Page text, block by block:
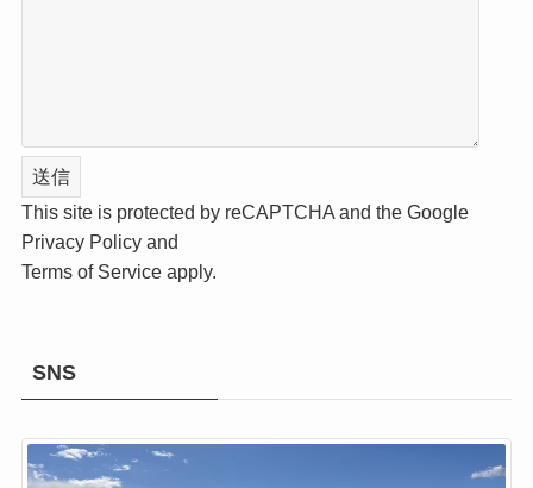
This site is protected by reCAPTCHA and the Google
Privacy Policyand
Terms of Serviceapply.
SNS